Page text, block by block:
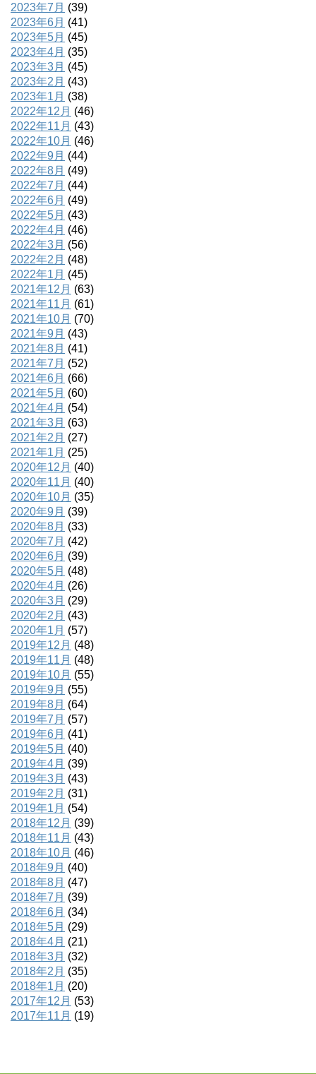
2023年7月 (39)
2023年6月 (41)
2023年5月 (45)
2023年4月 (35)
2023年3月 (45)
2023年2月 (43)
2023年1月 (38)
2022年12月 (46)
2022年11月 (43)
2022年10月 (46)
2022年9月 (44)
2022年8月 (49)
2022年7月 (44)
2022年6月 (49)
2022年5月 (43)
2022年4月 (46)
2022年3月 (56)
2022年2月 (48)
2022年1月 (45)
2021年12月 (63)
2021年11月 (61)
2021年10月 (70)
2021年9月 (43)
2021年8月 (41)
2021年7月 (52)
2021年6月 (66)
2021年5月 (60)
2021年4月 (54)
2021年3月 (63)
2021年2月 (27)
2021年1月 (25)
2020年12月 (40)
2020年11月 (40)
2020年10月 (35)
2020年9月 (39)
2020年8月 (33)
2020年7月 (42)
2020年6月 (39)
2020年5月 (48)
2020年4月 (26)
2020年3月 (29)
2020年2月 (43)
2020年1月 (57)
2019年12月 (48)
2019年11月 (48)
2019年10月 (55)
2019年9月 (55)
2019年8月 (64)
2019年7月 (57)
2019年6月 (41)
2019年5月 (40)
2019年4月 (39)
2019年3月 (43)
2019年2月 (31)
2019年1月 (54)
2018年12月 (39)
2018年11月 (43)
2018年10月 (46)
2018年9月 (40)
2018年8月 (47)
2018年7月 (39)
2018年6月 (34)
2018年5月 (29)
2018年4月 (21)
2018年3月 (32)
2018年2月 (35)
2018年1月 (20)
2017年12月 (53)
2017年11月 (19)